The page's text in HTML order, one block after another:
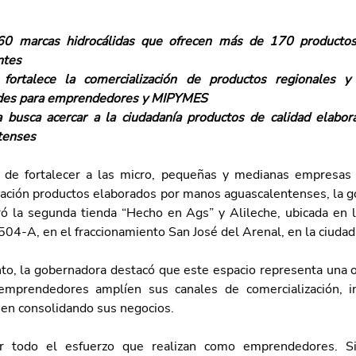
marcas hidrocálidas que ofrecen más de 170
la comercialización de productos regionales y
para emprendedores y MIPYMES
busca acercar a la ciudadanía productos de calidad
fortalecer a las micro, pequeñas y medianas
productos elaborados por manos aguascalentenses, la
la segunda tienda “Hecho en Ags” y Alileche, ubicada en
A, en el fraccionamiento San José del Arenal, en la
la gobernadora destacó que este espacio representa una
amplíen sus canales de comercialización,
consolidando sus negocios.
todo el esfuerzo que realizan como emprendedores.